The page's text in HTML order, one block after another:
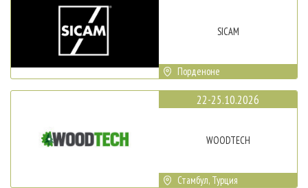
SICAM
Порденоне
22-25.10.2026
WOODTECH
Стамбул, Турция